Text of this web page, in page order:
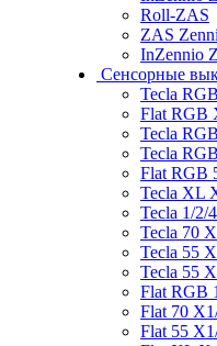
Roll-ZAS
ZAS
InZennio
Сенсорные
Tecla
Flat RGB
Tecla
Tecla
Flat RGB
Tecla XL
Tecla 1/2/
Tecla 70
Tecla 55
Tecla 55
Flat RGB
Flat 70
Flat 55